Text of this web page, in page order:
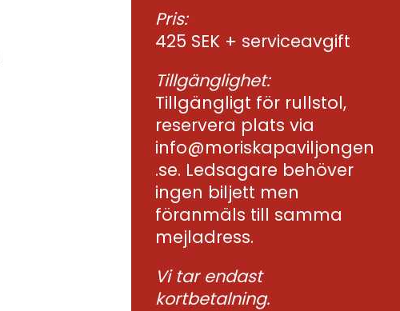
Pris:
425 SEK + serviceavgift
Tillgänglighet:
Tillgängligt för rullstol,
reservera plats via
info@moriskapaviljongen
.se. Ledsagare behöver
ingen biljett men
föranmäls till samma
mejladress.
Vi tar endast
kortbetalning.